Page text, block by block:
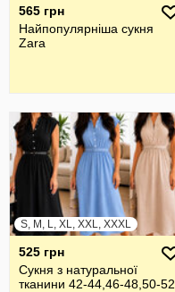
565 грн
Найпопулярніша сукня
Zara
S, M, L, XL, XXL, XXXL
525 грн
Сукня з натуральної
тканини 42-44,46-48,50-52